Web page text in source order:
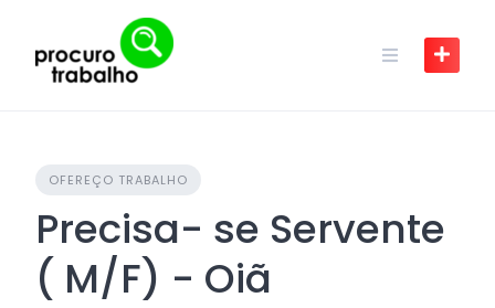
content
OFEREÇO TRABALHO
Precisa- se Servente
( M/F) - Oiã